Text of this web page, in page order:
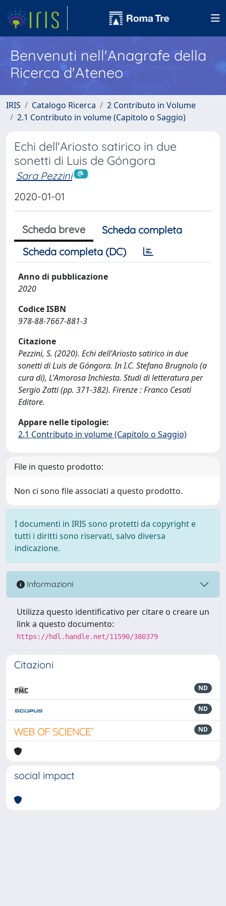
Benvenuti nell'Anagrafe della
Ricerca d'Ateneo
IRIS Catalogo Ricerca
2 Contributo in Volume
2.1 Contributo in volume (Capitolo o Saggio)
Echi dell'Ariosto satirico in due
sonetti di Luis de Góngora
Sara Pezzini
2020-01-01
Scheda breve
Scheda completa
Scheda completa (DC)
Anno di pubblicazione
2020
Codice ISBN
978-88-7667-881-3
Citazione
Pezzini, S. (2020). Echi dell'Ariosto satirico in due
sonetti di Luis de Góngora. In I.C. Stefano Brugnolo (a
cura di), L'Amorosa Inchiesta. Studi di letteratura per
Sergio Zatti (pp. 371-382). Firenze : Franco Cesati
Editore.
Appare nelle tipologie:
2.1 Contributo in volume (Capitolo o Saggio)
File in questo prodotto:
Non ci sono file associati a questo prodotto.
I documenti in IRIS sono protetti da copyright e
tutti i diritti sono riservati, salvo diversa
indicazione.
Informazioni
Utilizza questo identificativo per citare o creare un
link a questo documento:
https://hdl.handle.net/11590/380379
Citazioni
ND
ND
ND
social impact